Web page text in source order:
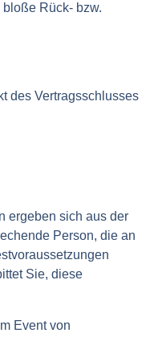
Rück- bzw.
des Vertragsschlusses
ergeben sich aus der
Person, die an
Sie, diese
Event von